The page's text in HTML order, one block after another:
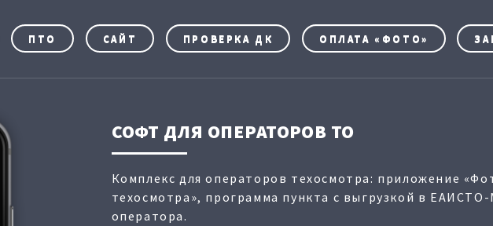
ПТО САЙТ ПРОВЕРКА ДК ОПЛАТА «ФОТО»
СОФТ ДЛЯ ОПЕРАТОРОВ ТО
Комплекс для операторов техосмотра: приложение
техосмотра», программа пункта с выгрузкой в ЕАИСТО-
оператора.